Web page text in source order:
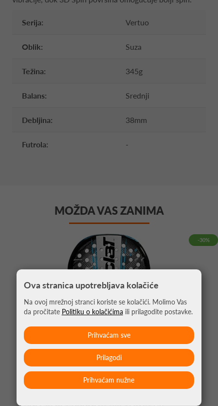
Serija: Vertuo
Oblik: Suza
Težina: 345g
Balans: Srednji
Debljina: 38mm
Futrola: -
MOŽDA VAS ZANIMA
-30%
Ova stranica upotrebljava kolačiće
Na ovoj mrežnoj stranci koriste se kolačići. Molimo Vas
da pročitate Politiku o kolačićima ili prilagodite postavke.
Prihvaćam nužne
Prilagodi
Prihvaćam sve